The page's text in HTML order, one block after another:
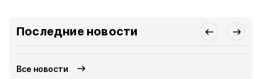
Последние новости
Все новости